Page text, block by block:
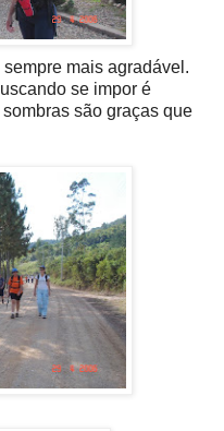
mais agradável.
se impor é
são graças que